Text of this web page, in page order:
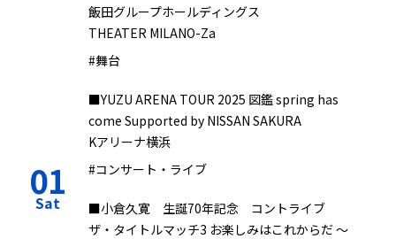
01
Sat
飯田グループホールディングス
THEATER MILANO-Za
#舞台
■YUZU ARENA TOUR 2025 図鑑 spring has
come Supported by NISSAN SAKURA
Kアリーナ横浜
#コンサート・ライブ
■小倉久寛 生誕70年記念 コントライブ
ザ・タイトルマッチ3 お楽しみはこれからだ ～